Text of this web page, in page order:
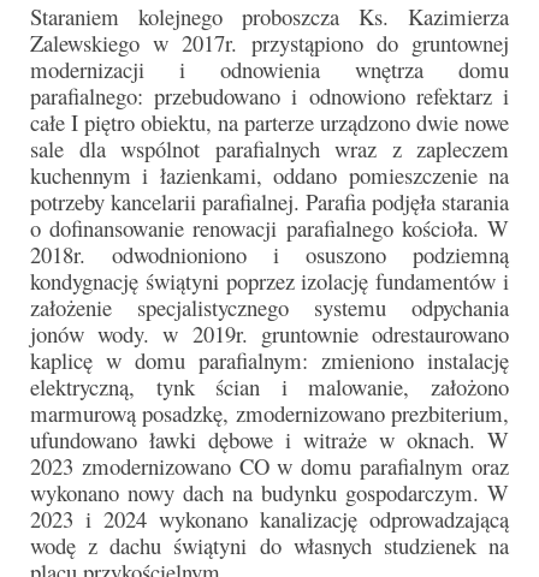
Staraniem kolejnego proboszcza Ks. Kazimierza
Zalewskiego w 2017r. przystąpiono do gruntownej
modernizacji i odnowienia wnętrza domu
parafialnego: przebudowano i odnowiono refektarz i
całe I piętro obiektu, na parterze urządzono dwie nowe
sale dla wspólnot parafialnych wraz z zapleczem
kuchennym i łazienkami, oddano pomieszczenie na
potrzeby kancelarii parafialnej. Parafia podjęła starania
o dofinansowanie renowacji parafialnego kościoła. W
2018r. odwodnioniono i osuszono podziemną
kondygnację świątyni poprzez izolację fundamentów i
założenie specjalistycznego systemu odpychania
jonów wody. w 2019r. gruntownie odrestaurowano
kaplicę w domu parafialnym: zmieniono instalację
elektryczną, tynk ścian i malowanie, założono
marmurową posadzkę, zmodernizowano prezbiterium,
ufundowano ławki dębowe i witraże w oknach. W
2023 zmodernizowano CO w domu parafialnym oraz
wykonano nowy dach na budynku gospodarczym. W
2023 i 2024 wykonano kanalizację odprowadzającą
wodę z dachu świątyni do własnych studzienek na